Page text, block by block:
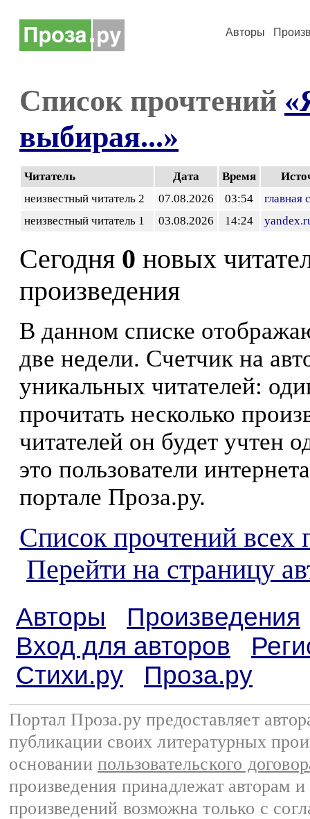
Авторы
Список прочтений
выбирая...»
Читатель Дата Время
неизвестный читатель 2
07.08.2026 03:54
главная
неизвестный читатель 1
03.08.2026 14:24
Сегодня 0 новых
произведения
В данном списке
две недели. Счетчик на
уникальных читателей:
прочитать несколько
читателей он будет учтен
это пользователи
портале Проза.ру.
Список прочтений всех
Перейти на страницу
Авторы
Произведения
Вход для авторов
Стихи.ру
Проза.ру
Портал Проза.ру предоставляет
публикации своих литературных
основании пользовательского
произведения принадлежат авторам
произведений возможна только с